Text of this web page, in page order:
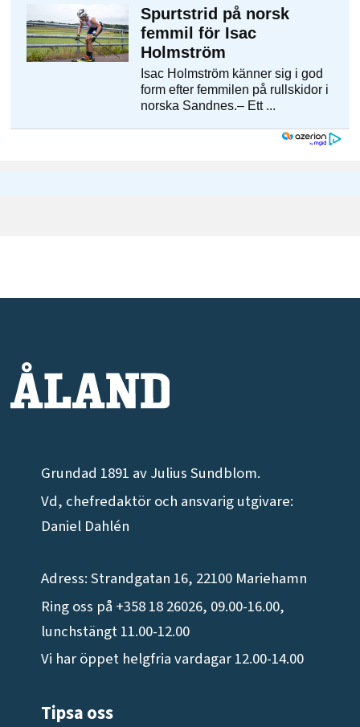
Grundad 1891 av Julius Sundblom.
Vd, chefredaktör och ansvarig utgivare:
Daniel Dahlén
Adress: Strandgatan 16, 22100 Mariehamn
Ring oss på +358 18 26026, 09.00-16.00,
lunchstängt 11.00-12.00
Vi har öppet helgfria vardagar 12.00-14.00
Tipsa oss